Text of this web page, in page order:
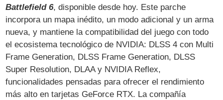
Battlefield 6, disponible desde hoy. Este parche
incorpora un mapa inédito, un modo adicional y un arma
nueva, y mantiene la compatibilidad del juego con todo
el ecosistema tecnológico de NVIDIA: DLSS 4 con Multi
Frame Generation, DLSS Frame Generation, DLSS
Super Resolution, DLAA y NVIDIA Reflex,
funcionalidades pensadas para ofrecer el rendimiento
más alto en tarjetas GeForce RTX. La compañía